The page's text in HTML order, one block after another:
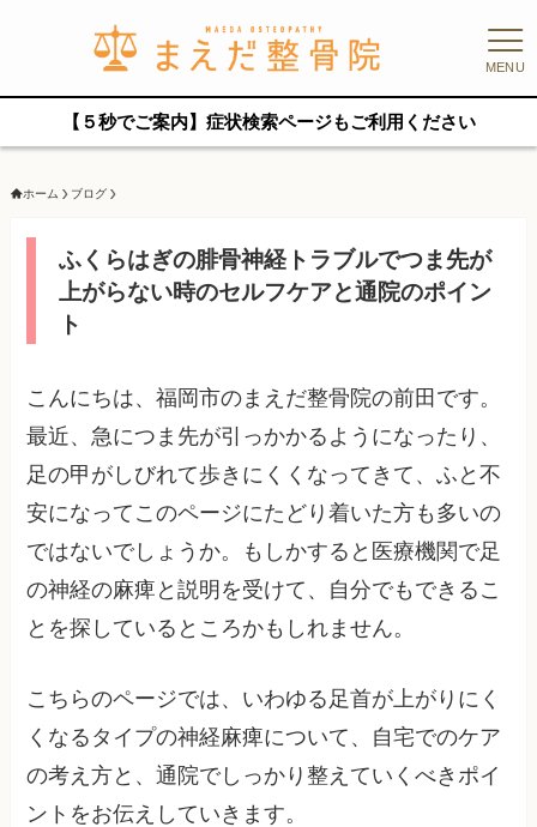
MENU
【５秒でご案内】症状検索ページもご利用ください
ホーム ブログ
ふくらはぎの腓骨神経トラブルでつま先が
上がらない時のセルフケアと通院のポイン
ト
こんにちは、福岡市のまえだ整骨院の前田です。
最近、急につま先が引っかかるようになったり、
足の甲がしびれて歩きにくくなってきて、ふと不
安になってこのページにたどり着いた方も多いの
ではないでしょうか。もしかすると医療機関で足
の神経の麻痺と説明を受けて、自分でもできるこ
とを探しているところかもしれません。
こちらのページでは、いわゆる足首が上がりにく
くなるタイプの神経麻痺について、自宅でのケア
の考え方と、通院でしっかり整えていくべきポイ
ントをお伝えしていきます。